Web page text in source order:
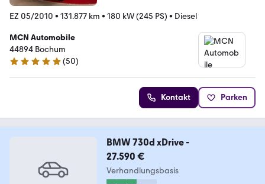
EZ 05/2010 • 131.877 km • 180 kW (245 PS) • Diesel
MCN Automobile
44894 Bochum
5 Sterne
(50)
Kontakt Parken
BMW 730d xDrive -
27.590 €
Verhandlungsbasis